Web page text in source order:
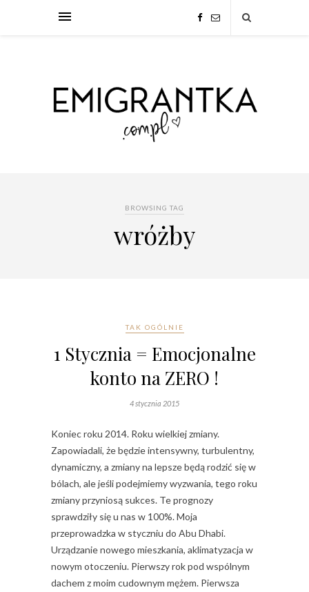
BROWSING TAG
wróżby
TAK OGÓLNIE
1 Stycznia = Emocjonalne
konto na ZERO !
4 stycznia 2015
Koniec roku 2014. Roku wielkiej zmiany.
Zapowiadali, że będzie intensywny, turbulentny,
dynamiczny, a zmiany na lepsze będą rodzić się w
bólach, ale jeśli podejmiemy wyzwania, tego roku
zmiany przyniosą sukces. Te prognozy
sprawdziły się u nas w 100%. Moja
przeprowadzka w styczniu do Abu Dhabi.
Urządzanie nowego mieszkania, aklimatyzacja w
nowym otoczeniu. Pierwszy rok pod wspólnym
dachem z moim cudownym mężem. Pierwsza